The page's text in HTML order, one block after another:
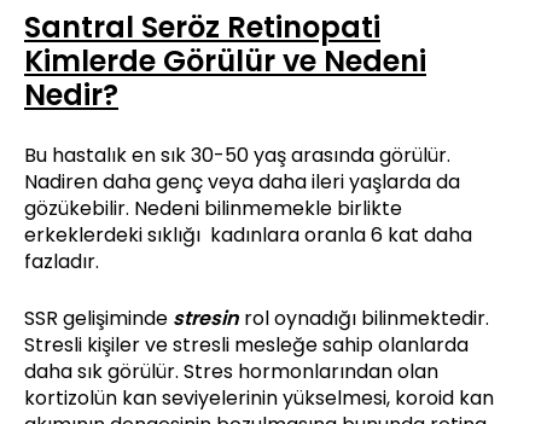
Santral Seröz Retinopati
Kimlerde Görülür ve Nedeni
Nedir?
Bu hastalık en sık 30-50 yaş arasında görülür.
Nadiren daha genç veya daha ileri yaşlarda da
gözükebilir. Nedeni bilinmemekle birlikte
erkeklerdeki sıklığı kadınlara oranla 6 kat daha
fazladır.
SSR gelişiminde stresin rol oynadığı bilinmektedir.
Stresli kişiler ve stresli mesleğe sahip olanlarda
daha sık görülür. Stres hormonlarından olan
kortizolün kan seviyelerinin yükselmesi, koroid kan